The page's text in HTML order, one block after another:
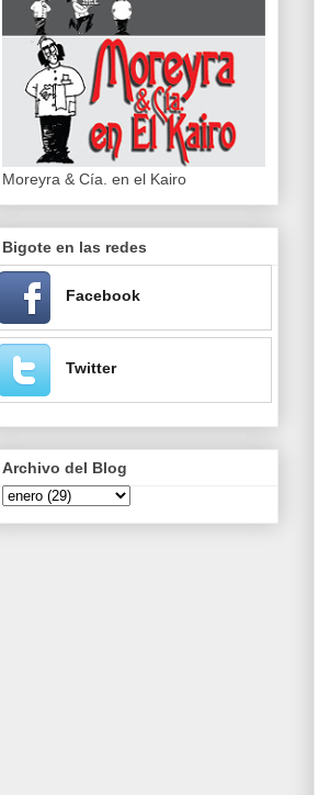
Moreyra & Cía. en el Kairo
Bigote en las redes
Facebook
Twitter
Archivo del Blog